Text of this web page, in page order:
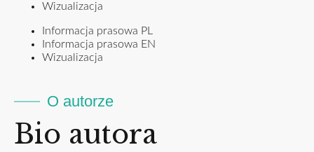
Wizualizacja
Informacja prasowa PL
Informacja prasowa EN
Wizualizacja
O autorze
Bio autora